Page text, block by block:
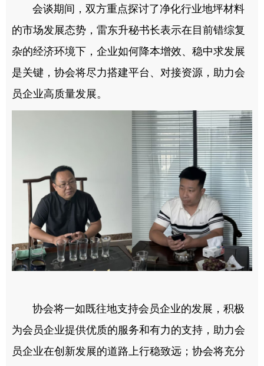
会谈期间，双方重点探讨了净化行业地坪材料
的市场发展态势，雷东升秘书长表示在目前错综复
杂的经济环境下，企业如何降本增效、稳中求发展
是关键，协会将尽力搭建平台、对接资源，助力会
员企业高质量发展。
协会将一如既往地支持会员企业的发展，积极
为会员企业提供优质的服务和有力的支持，助力会
员企业在创新发展的道路上行稳致远；协会将充分